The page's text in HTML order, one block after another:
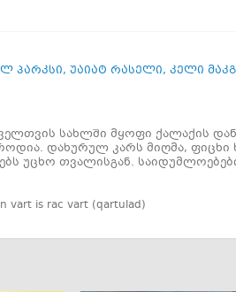
პარკსი, უაიატ რასელი, კელი
სახლში მყოფი ქალაქის
დახურულ კარს მიღმა, ფიცხი
უცხო თვალისგან.
vart is rac vart (qartulad)